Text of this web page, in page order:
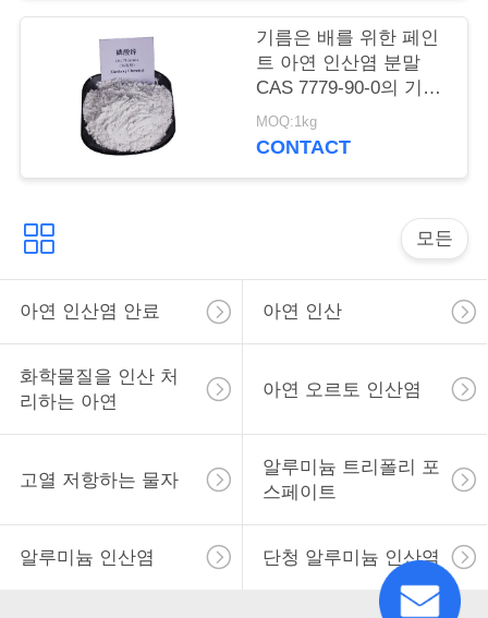
락
을
요
청
하
십
시
사
이
기름은 배를 위한 페인
트 아연 인산염 분말
CAS 7779-90-0의 기초
를 두고 강철 구조물은
보호합니다
MOQ:1kg
CONTACT
모든
아연 인산염 안료 아연 인산
화학물질을 인산 처
리하는 아연
아연 오르토 인산염
고열 저항하는 물자
알루미늄 트리폴리 포
스페이트
알루미늄 인산염 단청 알루미늄 인산염